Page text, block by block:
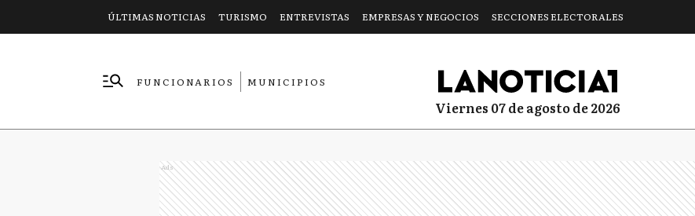
ÚLTIMAS NOTICIAS TURISMO ENTREVISTAS EMPRESAS Y NEGOCIOS SECCIONES ELECTORALES
FUNCIONARIOS
MUNICIPIOS
viernes 07 de agosto de 2026
Ads